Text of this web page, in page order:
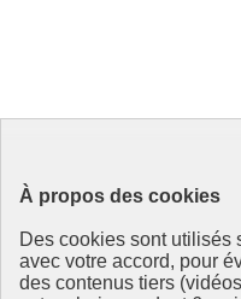
À propos des cookies
Des cookies sont utilisés
avec votre accord, pour
des contenus tiers